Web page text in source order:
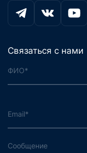
Связаться с нами